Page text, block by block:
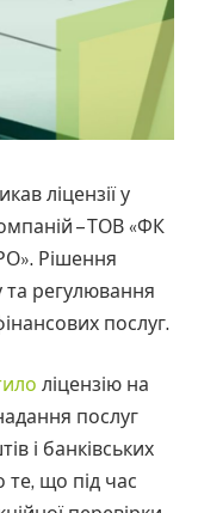
ліцензії у
– ТОВ «ФК
Рішення
та регулювання
послуг.
ліцензію на
послуг
і банківських
те, що під час